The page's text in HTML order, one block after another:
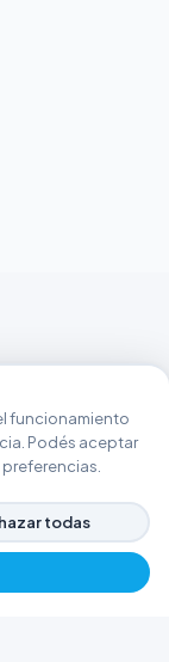
funcionamiento
Podés aceptar
todas